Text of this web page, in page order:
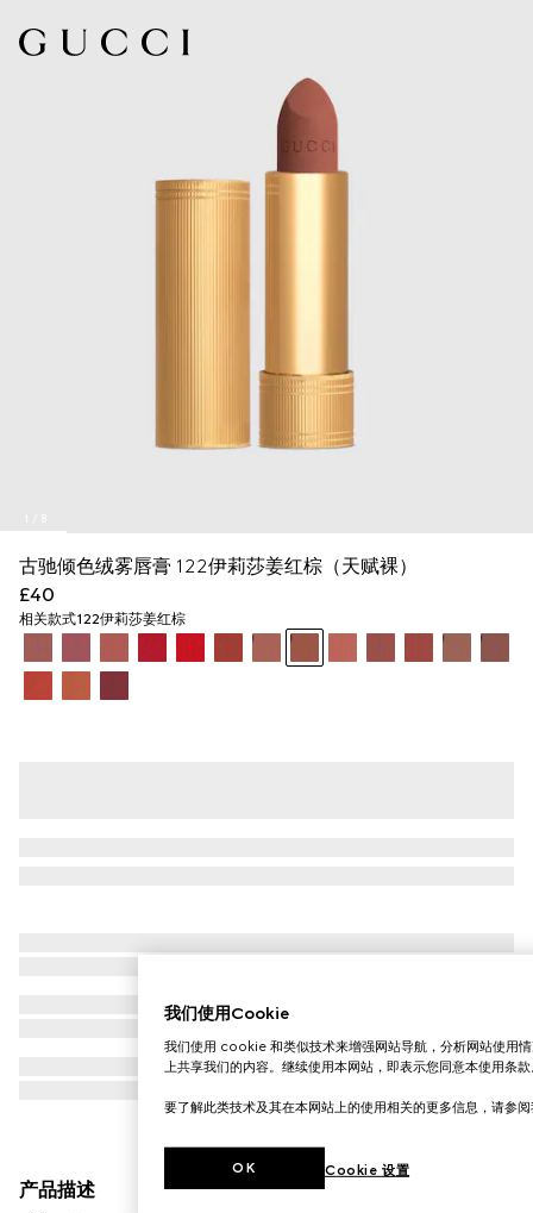
8
古驰倾色绒雾唇膏 122伊莉莎姜红棕（天赋裸）
£40
相关款式122伊莉莎姜红棕
产品描述
我们使用Cookie
我们使用 cookie 和类似技术来增强网站导航，分析网站使用
上共享我们的内容。继续使用本网站，即表示您同意本使用条
要了解此类技术及其在本网站上的使用相关的更多信息，请参
Cookie 设置
OK